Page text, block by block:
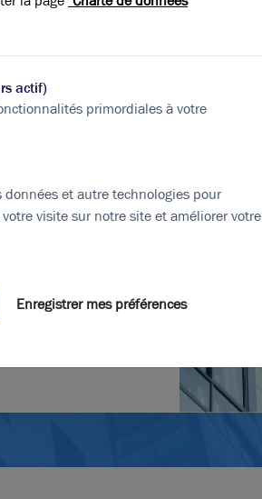
soient
qui peut en
actif)
primordiales à votre
données et autre technologies pour
visite sur notre site et améliorer votre
Enregistrer mes préférences